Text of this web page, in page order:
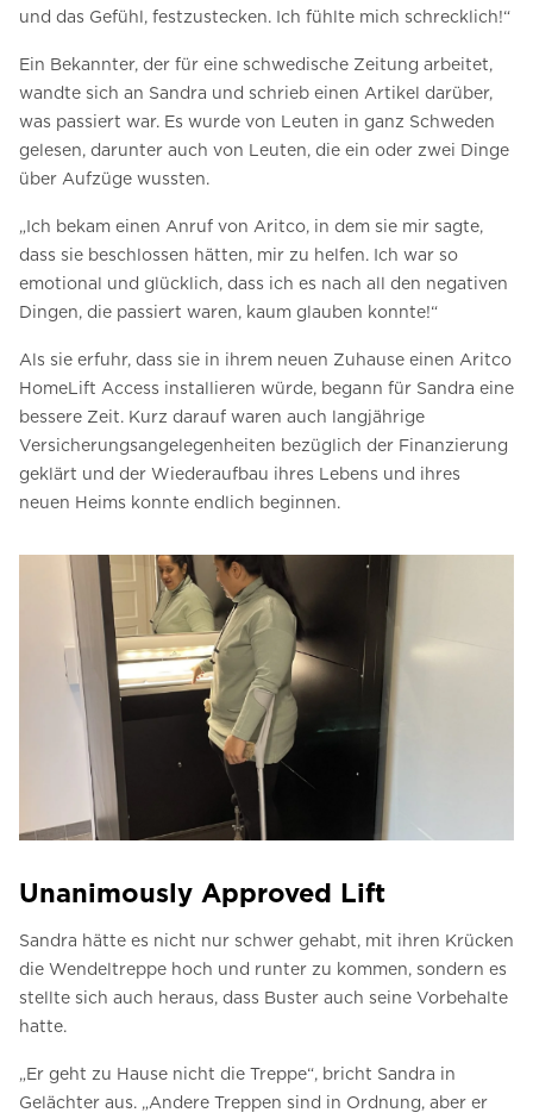
und das Gefühl, festzustecken. Ich fühlte mich schrecklich!“
Ein Bekannter, der für eine schwedische Zeitung arbeitet,
wandte sich an Sandra und schrieb einen Artikel darüber,
was passiert war. Es wurde von Leuten in ganz Schweden
gelesen, darunter auch von Leuten, die ein oder zwei Dinge
über Aufzüge wussten.
„Ich bekam einen Anruf von Aritco, in dem sie mir sagte,
dass sie beschlossen hätten, mir zu helfen. Ich war so
emotional und glücklich, dass ich es nach all den negativen
Dingen, die passiert waren, kaum glauben konnte!“
Als sie erfuhr, dass sie in ihrem neuen Zuhause einen Aritco
HomeLift Access installieren würde, begann für Sandra eine
bessere Zeit. Kurz darauf waren auch langjährige
Versicherungsangelegenheiten bezüglich der Finanzierung
geklärt und der Wiederaufbau ihres Lebens und ihres
neuen Heims konnte endlich beginnen.
Unanimously Approved Lift
Sandra hätte es nicht nur schwer gehabt, mit ihren Krücken
die Wendeltreppe hoch und runter zu kommen, sondern es
stellte sich auch heraus, dass Buster auch seine Vorbehalte
hatte.
„Er geht zu Hause nicht die Treppe“, bricht Sandra in
Gelächter aus. „Andere Treppen sind in Ordnung, aber er